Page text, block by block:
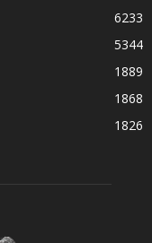
6233
5344
1889
1868
1826